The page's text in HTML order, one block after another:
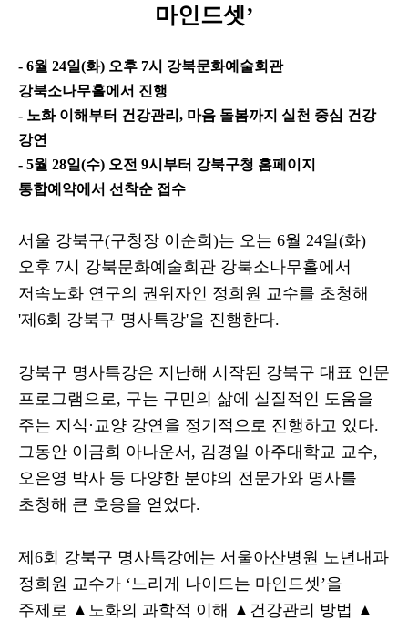
마인드셋’
- 6월 24일(화) 오후 7시 강북문화예술회관
강북소나무홀에서 진행
- 노화 이해부터 건강관리 , 마음 돌봄까지 실천 중심 건강
강연
- 5월 28일(수) 오전 9시부터 강북구청 홈페이지
통합예약에서 선착순 접수
서울 강북구(구청장 이순희 )는 오는 6월 24일(화)
오후 7시 강북문화예술회관 강북소나무홀에서
저속노화 연구의 권위자인 정희원 교수를 초청해
'제 6회 강북구 명사특강'을 진행한다.
강북구 명사특강은 지난해 시작된 강북구 대표 인문
프로그램으로, 구는 구민의 삶에 실질적인 도움을
주는 지식 ·교양 강연을 정기적으로 진행하고 있다.
그동안 이금희 아나운서 , 김경일 아주대학교 교수,
오은영 박사 등 다양한 분야의 전문가와 명사를
초청해 큰 호응을 얻었다.
제 6회 강북구 명사특강에는 서울아산병원 노년내과
정희원 교수가 ‘느리게 나이드는 마인드셋’을
주제로 ▲ 노화의 과학적 이해 ▲ 건강관리 방법 ▲